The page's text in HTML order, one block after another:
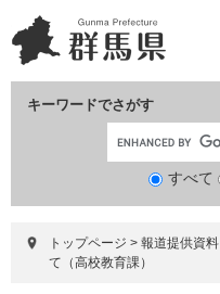
ー
ジ
ニ
ュ
て
キーワードでさがす
すべて
トップページ > 報道提供資料
て（高校教育課）